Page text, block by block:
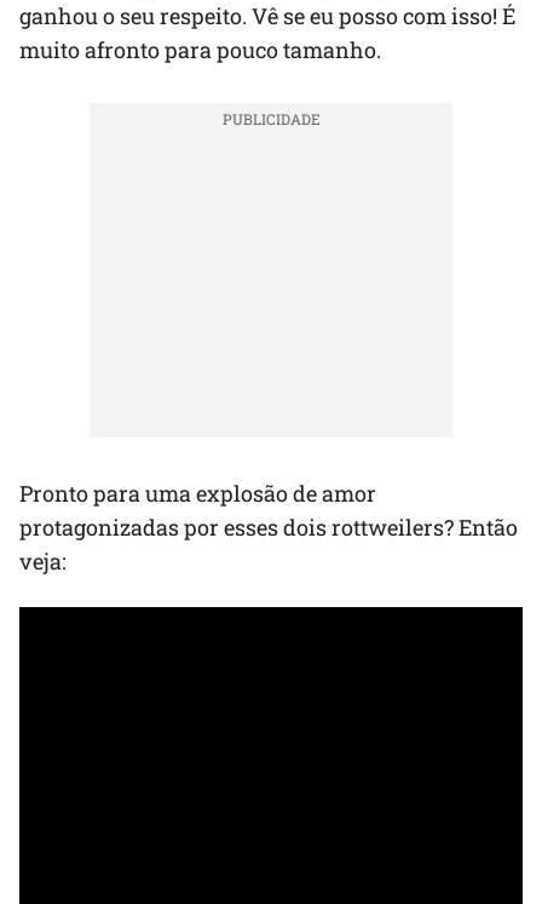
ganhou o seu respeito. Vê se eu posso com isso! É
muito afronto para pouco tamanho.
Pronto para uma explosão de amor
protagonizadas por esses dois rottweilers? Então
veja: